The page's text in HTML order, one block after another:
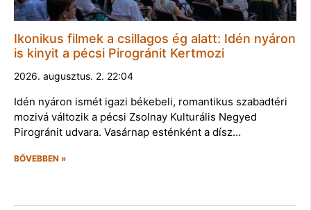
Ikonikus filmek a csillagos ég alatt: Idén nyáron
is kinyit a pécsi Pirogránit Kertmozi
2026. augusztus. 2. 22:04
Idén nyáron ismét igazi békebeli, romantikus szabadtéri
mozivá változik a pécsi Zsolnay Kulturális Negyed
Pirogránit udvara. Vasárnap esténként a dísz…
BŐVEBBEN »